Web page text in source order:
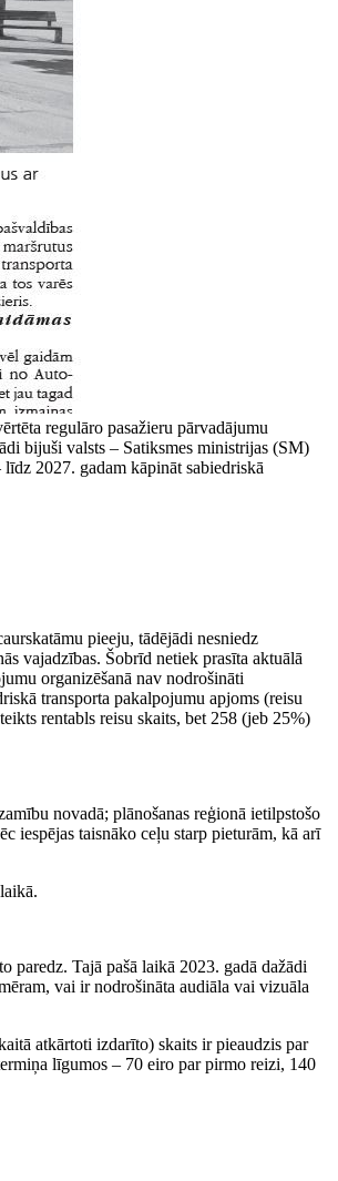
regulāro pasažieru pārvadājumu
bijuši valsts – Satiksmes ministrijas (SM)
2027. gadam kāpināt sabiedriskā
pieeju, tādējādi nesniedz
vajadzības. Šobrīd netiek prasīta aktuālā
organizēšanā nav nodrošināti
transporta pakalpojumu apjoms (reisu
rentabls reisu skaits, bet 258 (jeb 25%)
novadā; plānošanas reģionā ietilpstošo
iespējas taisnāko ceļu starp pieturām, kā arī
Tajā pašā laikā 2023. gadā dažādi
vai ir nodrošināta audiāla vai vizuāla
atkārtoti izdarīto) skaits ir pieaudzis par
līgumos – 70 eiro par pirmo reizi, 140